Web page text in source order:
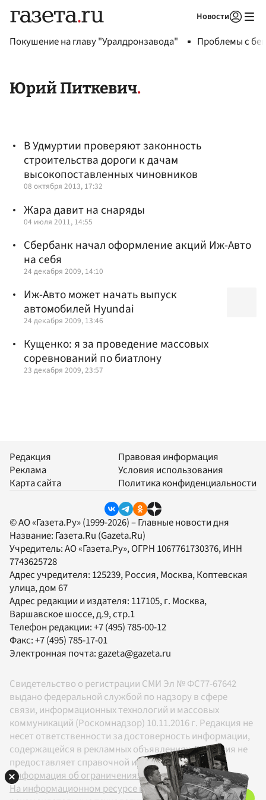
Новости
Покушение на главу "Уралдронзавода" Проблемы с
Юрий Питкевич
В Удмуртии проверяют законность
строительства дороги к дачам
высокопоставленных чиновников
08 октября 2013, 17:32
Жара давит на снаряды
04 июля 2011, 14:55
Сбербанк начал оформление акций Иж-Авто
на себя
24 декабря 2009, 14:10
Иж-Авто может начать выпуск
автомобилей Hyundai
24 декабря 2009, 13:46
Кущенко: я за проведение массовых
соревнований по биатлону
23 декабря 2009, 23:57
Редакция
Реклама
Карта сайта
Правовая информация
Условия использования
Политика конфиденциальности
© АО «Газета.Ру» (1999-2026) – Главные новости дня
Название: Газета.Ru (Gazeta.Ru)
Учредитель:АО «Газета.Ру», ОГРН 1067761730376, ИНН
7743625728
Адрес учредителя: 125239, Россия, Москва, Коптевская
улица, дом 67
Адрес редакции и издателя: 117105, г. Москва,
Варшавское шоссе, д.9, стр.1
Телефон редакции:+7 (495) 785-00-12
Факс:+7 (495) 785-17-01
Электронная почта:gazeta@gazeta.ru
Свидетельство о регистрации СМИ Эл № ФС77-67642
выдано федеральной службой по надзору в сфере
связи, информационных технологий и массовых
коммуникаций (Роскомнадзор) 10.11.2016 г. Редакция не
несет ответственности за достоверность информации,
содержащейся в рекламных объявлениях. Редакция не
предоставляет справочной информации.
Информация об ограничениях
На информационном ресурсе применяются